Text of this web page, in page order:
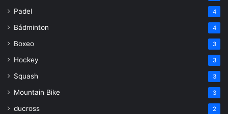
Padel 4
Bádminton 4
Boxeo 3
Hockey 3
Squash 3
Mountain Bike 3
ducross 2